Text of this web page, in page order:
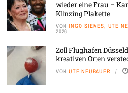
wieder eine Frau –
Klinzing Plakette
VON INGO SIEMES, UTE
2026
Zoll Flughafen
kreativen Orten
VON UTE NEUBAUER